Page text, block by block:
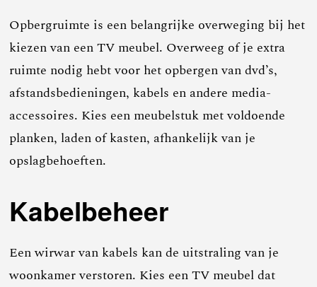
Opbergruimte is een belangrijke overweging bij het
kiezen van een TV meubel. Overweeg of je extra
ruimte nodig hebt voor het opbergen van dvd’s,
afstandsbedieningen, kabels en andere media-
accessoires. Kies een meubelstuk met voldoende
planken, laden of kasten, afhankelijk van je
opslagbehoeften.
Kabelbeheer
Een wirwar van kabels kan de uitstraling van je
woonkamer verstoren. Kies een TV meubel dat